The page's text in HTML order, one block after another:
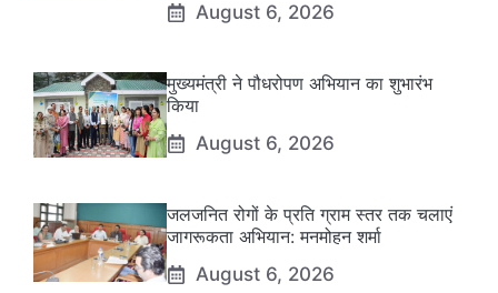
August 6, 2026
मुख्यमंत्री ने पौधरोपण अभियान का शुभारंभ
किया
August 6, 2026
जलजनित रोगों के प्रति ग्राम स्तर तक चलाएं
जागरूकता अभियान: मनमोहन शर्मा
August 6, 2026